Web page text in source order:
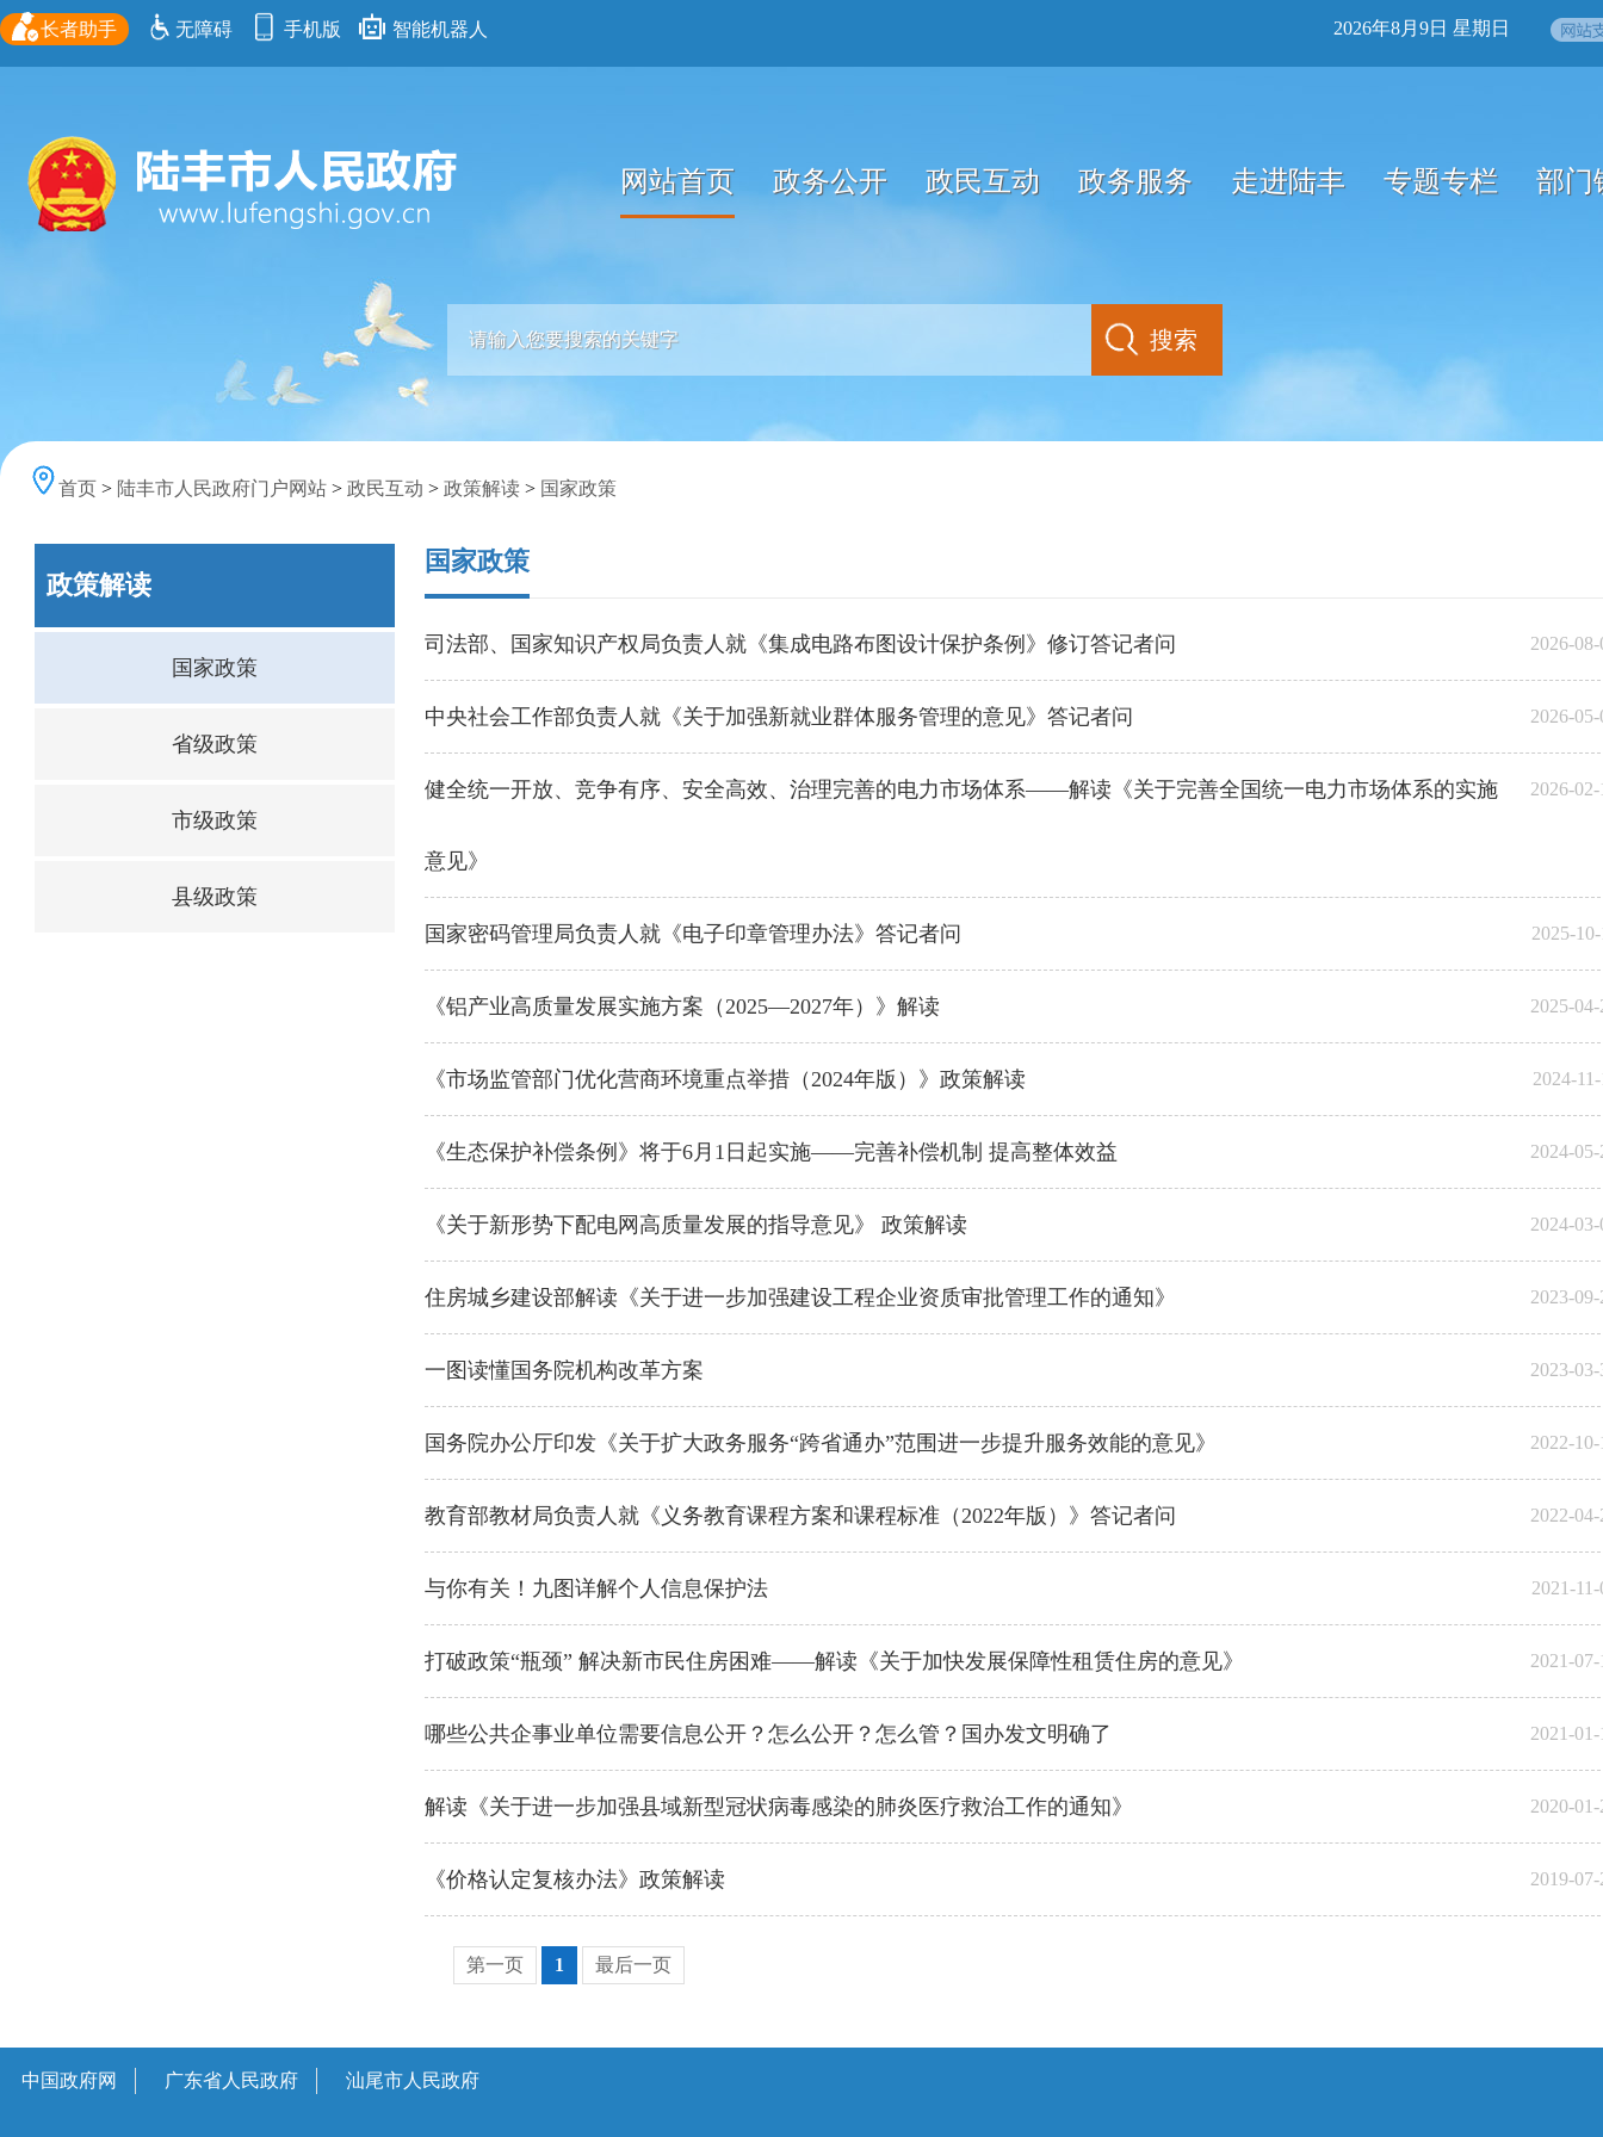
长者助手 无障碍 手机版 智能机器人 2026年8月9日 星期日
网站首页 政务公开 政民互动 政务服务 走进陆丰 专题专栏 部门
首页 > 陆丰市人民政府门户网站 > 政民互动 > 政策解读 > 国家政策
政策解读
国家政策
省级政策
市级政策
县级政策
国家政策
司法部、国家知识产权局负责人就《集成电路布图设计保护条例》修订答记者问 2026-
中央社会工作部负责人就《关于加强新就业群体服务管理的意见》答记者问 2026-
健全统一开放、竞争有序、安全高效、治理完善的电力市场体系——解读《关于完善全国统一电力市场体系的实施
意见》
2026-
国家密码管理局负责人就《电子印章管理办法》答记者问 2025-
《铝产业高质量发展实施方案（2025—2027年）》解读 2025-
《市场监管部门优化营商环境重点举措（2024年版）》政策解读 2024-
《生态保护补偿条例》将于6月1日起实施——完善补偿机制 提高整体效益 2024-
《关于新形势下配电网高质量发展的指导意见》 政策解读 2024-
住房城乡建设部解读《关于进一步加强建设工程企业资质审批管理工作的通知》 2023-
一图读懂国务院机构改革方案 2023-
国务院办公厅印发《关于扩大政务服务“跨省通办”范围进一步提升服务效能的意见》 2022-
教育部教材局负责人就《义务教育课程方案和课程标准（2022年版）》答记者问 2022-
与你有关！九图详解个人信息保护法 2021-
打破政策“瓶颈” 解决新市民住房困难——解读《关于加快发展保障性租赁住房的意见》 2021-
哪些公共企事业单位需要信息公开？怎么公开？怎么管？国办发文明确了 2021-
解读《关于进一步加强县域新型冠状病毒感染的肺炎医疗救治工作的通知》 2020-
《价格认定复核办法》政策解读 2019-
第一页 1 最后一页
中国政府网 广东省人民政府 汕尾市人民政府